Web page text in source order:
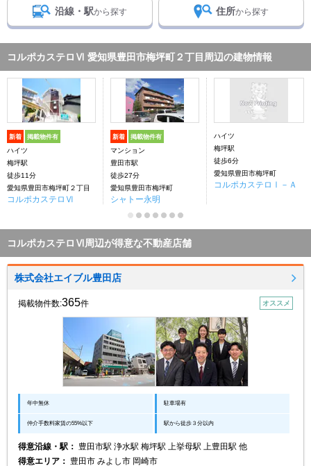
沿線・駅から探す 住所から探す
コルポカステロⅥ 愛知県豊田市梅坪町２丁目周辺の建物情報
新着 掲載物件有
ハイツ
梅坪駅
徒歩11分
愛知県豊田市梅坪町２丁目
コルポカステロⅥ
新着 掲載物件有
マンション
豊田市駅
徒歩27分
愛知県豊田市梅坪町
シャトー永明
ハイツ
梅坪駅
徒歩6分
愛知県豊田市梅坪町
コルポカステロⅠ－Ａ
コルポカステロⅥ周辺が得意な不動産店舗
株式会社エイブル豊田店
掲載物件数:365件 オススメ
年中無休 駐車場有
仲介手数料家賃の55%以下 駅から徒歩３分以内
得意沿線・駅：
豊田市駅 浄水駅 梅坪駅 上挙母駅 上豊田駅 他
得意エリア：
豊田市 みよし市 岡崎市